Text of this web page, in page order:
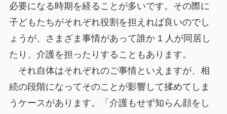
必要になる時期を経ることが多いです。その際に
子どもたちがそれぞれ役割を担えれば良いのでし
ょうが、さまざま事情があって誰か 1 人が同居し
たり、介護を担ったりすることもあります。
それ自体はそれぞれのご事情といえますが、相
続の段階になってそのことが影響して揉めてしま
うケースがあります。「介護もせず知らん顔をし